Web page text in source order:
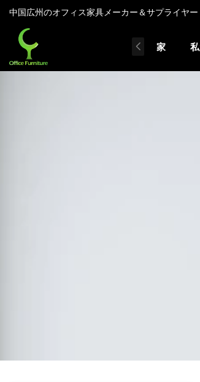
中国広州のオフィス家具メーカー＆サプライヤ
家